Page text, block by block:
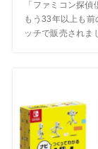
「ファミコン探
もう33年以上も前
ッチで販売されま